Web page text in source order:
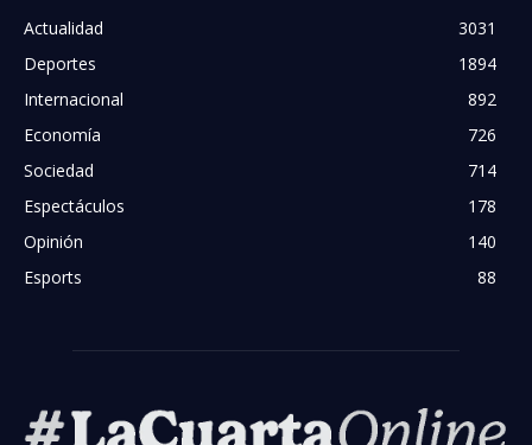
Actualidad
3031
Deportes
1894
Internacional
892
Economía
726
Sociedad
714
Espectáculos
178
Opinión
140
Esports
88